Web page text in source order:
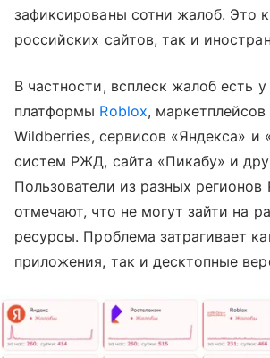
зафиксированы сотни жалоб. Это
российских сайтов, так и
В частности, всплеск жалоб есть
платформы Roblox,
Wildberries, сервисов «Яндекса» и
систем РЖД, сайта «Пикабу» и
Пользователи из разных регионов
отмечают, что не могут зайти на
ресурсы. Проблема затрагивает
приложения, так и десктопные